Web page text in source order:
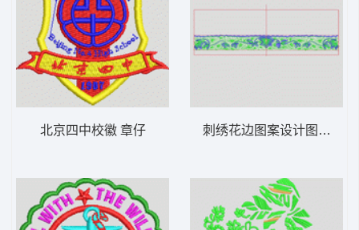
北京四中校徽 章仔 刺绣花边图案设计图 单针